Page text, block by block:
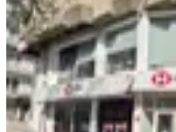
Çankaya,
1 Oda·
420.000 ₺